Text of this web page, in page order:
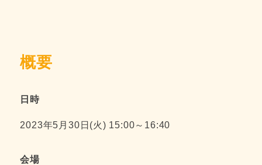
概要
日時
2023年5月30日(火) 15:00～16:40
会場